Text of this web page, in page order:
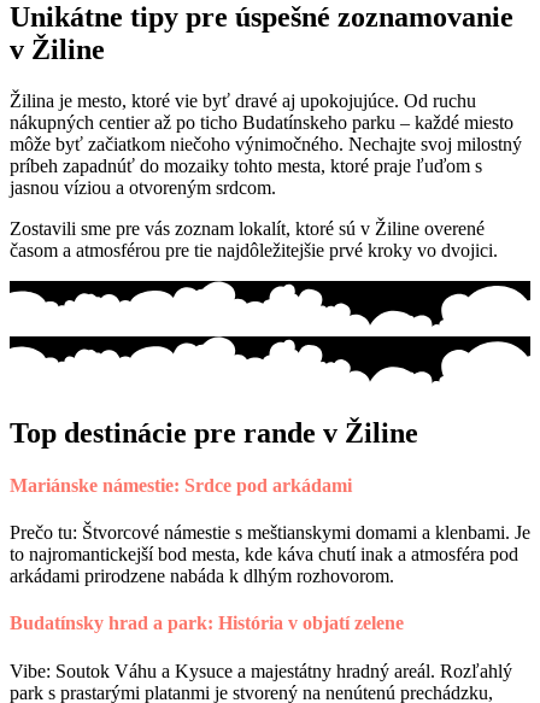
Unikátne tipy pre úspešné zoznamovanie
v Žiline
Žilina je mesto, ktoré vie byť dravé aj upokojujúce. Od ruchu
nákupných centier až po ticho Budatínskeho parku – každé miesto
môže byť začiatkom niečoho výnimočného. Nechajte svoj milostný
príbeh zapadnúť do mozaiky tohto mesta, ktoré praje ľuďom s
jasnou víziou a otvoreným srdcom.
Zostavili sme pre vás zoznam lokalít, ktoré sú v Žiline overené
časom a atmosférou pre tie najdôležitejšie prvé kroky vo dvojici.
Top destinácie pre rande v Žiline
Mariánske námestie: Srdce pod arkádami
Prečo tu: Štvorcové námestie s meštianskymi domami a klenbami. Je
to najromantickejší bod mesta, kde káva chutí inak a atmosféra pod
arkádami prirodzene nabáda k dlhým rozhovorom.
Budatínsky hrad a park: História v objatí zelene
Vibe: Soutok Váhu a Kysuce a majestátny hradný areál. Rozľahlý
park s prastarými platanmi je stvorený na nenútenú prechádzku,